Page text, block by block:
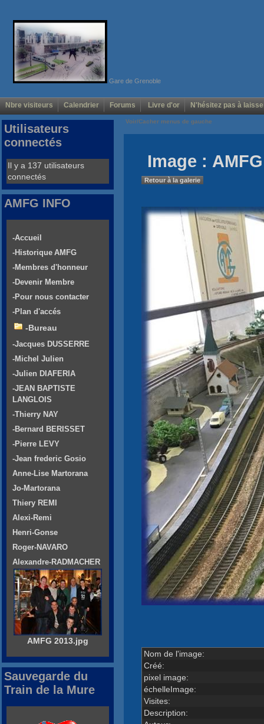
Gare de Grenoble
Nbre visiteurs Calendrier Forums Livre d'or N'hésitez pas à
Voir/Cacher menus de gauche
Image :
Retour à la galerie
Nom de l'image:
Créé:
pixel image:
échelleImage:
Visites:
Description:
Utilisateurs
connectés
Il y a 137 utilisateurs
connectés
AMFG INFO
-Accueil
-Historique AMFG
-Membres d'honneur
-Devenir Membre
-Pour nous contacter
-Plan d'accés
-Bureau
-Jacques DUSSERRE
-Michel Julien
-Julien DIAFERIA
-JEAN BAPTISTE
LANGLOIS
-Thierry NAY
-Bernard BERISSET
-Pierre LEVY
-Jean frederic Gosio
Anne-Lise Martorana
Jo-Martorana
Thiery REMI
Alexi-Remi
Henri-Gonse
Roger-NAVARO
Alexandre-RADMACHER
AMFG 2013.jpg
Sauvegarde du
Train de la Mure